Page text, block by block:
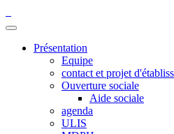
Présentation
Equipe
contact et projet
Ouverture sociale
Aide sociale
agenda
ULIS